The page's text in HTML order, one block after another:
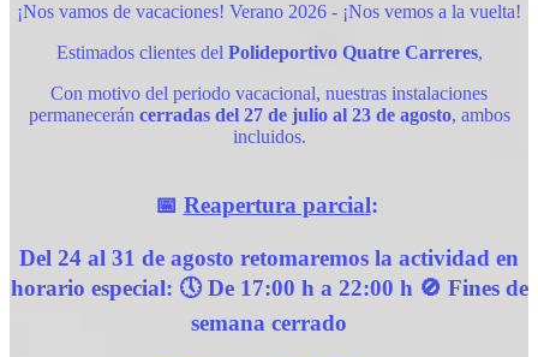
¡Nos vamos de vacaciones! Verano 2026 - ¡Nos vemos a la vuelta!
Estimados clientes del Polideportivo Quatre Carreres,
Con motivo del periodo vacacional, nuestras instalaciones
permanecerán cerradas del 27 de julio al 23 de agosto, ambos
incluidos.
📅 Reapertura parcial:
Del 24 al 31 de agosto retomaremos la actividad en
horario especial: 🕔 De 17:00 h a 22:00 h 🚫 Fines de
semana cerrado